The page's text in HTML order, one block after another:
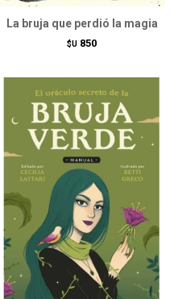
La bruja que perdió la magia
$U 850